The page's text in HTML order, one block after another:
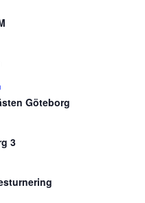
Göteborg
3